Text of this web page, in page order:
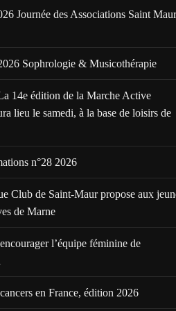
Journée des Associations Saint Maur
Sophrologie & Musicothérapie
14e édition de la Marche Active
lieu le samedi, à la base de loisirs de
n°28 2026
Club de Saint-Maur propose aux
de Marne
l’équipe féminine de
en France, édition 2026